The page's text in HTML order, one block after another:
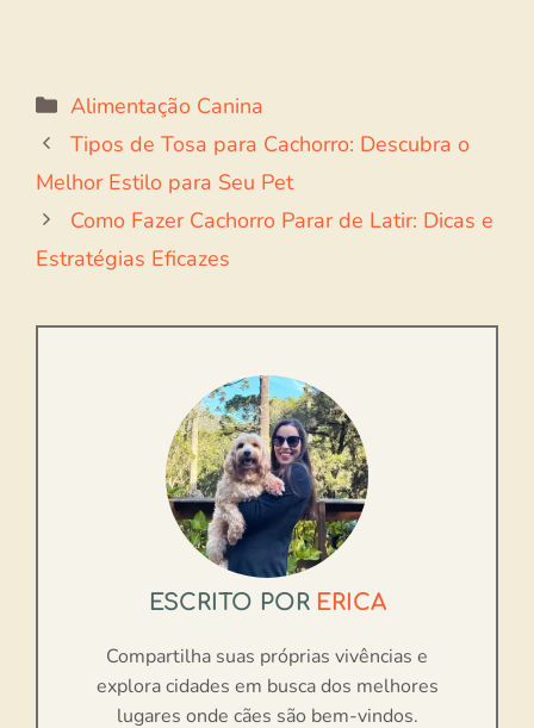
Categorias
Alimentação Canina
Tipos de Tosa para Cachorro: Descubra o
Melhor Estilo para Seu Pet
Como Fazer Cachorro Parar de Latir: Dicas e
Estratégias Eficazes
ESCRITO POR ERICA
Compartilha suas próprias vivências e
explora cidades em busca dos melhores
lugares onde cães são bem-vindos.